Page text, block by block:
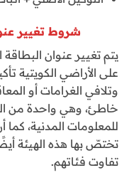
شروط تغيير
يتم تغيير عنوان
على الأراضي الكويتية
وتلافي الغرامات أو
خاطئ، وهي واحدة من
للمعلومات المدنية،
تختصّ بها هذه الهيئة
تفاوت فئاتهم.